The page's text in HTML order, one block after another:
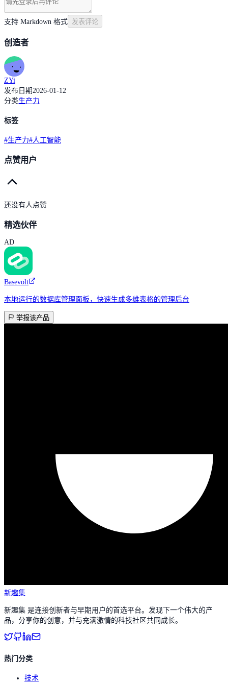
支持 Markdown 格式 发表评论
创造者
ZYi
发布日期2026-01-12
分类生产力
标签
#生产力#人工智能
点赞用户
还没有人点赞
精选伙伴
AD
Basevolt
本地运行的数据库管理面板，快速生成多维表格的管理后台
举报该产品
新趣集
新趣集 是连接创新者与早期用户的首选平台。发现下一个伟大的产
品，分享你的创意，并与充满激情的科技社区共同成长。
热门分类
技术